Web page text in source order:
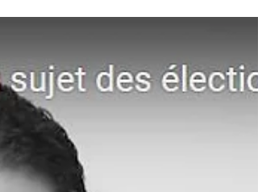
du particulier employeur du 25